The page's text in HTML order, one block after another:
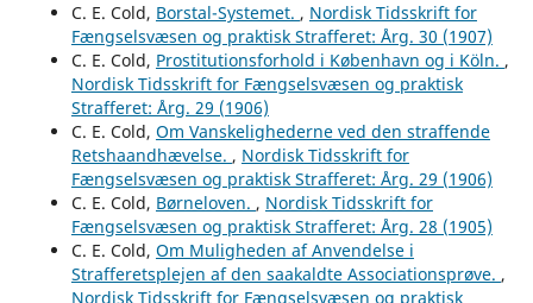
C. E. Cold, Borstal-Systemet. , Nordisk Tidsskrift for
Fængselsvæsen og praktisk Strafferet: Årg. 30 (1907)
C. E. Cold, Prostitutionsforhold i København og i Köln. ,
Nordisk Tidsskrift for Fængselsvæsen og praktisk
Strafferet: Årg. 29 (1906)
C. E. Cold, Om Vanskelighederne ved den straffende
Retshaandhævelse. , Nordisk Tidsskrift for
Fængselsvæsen og praktisk Strafferet: Årg. 29 (1906)
C. E. Cold, Børneloven. , Nordisk Tidsskrift for
Fængselsvæsen og praktisk Strafferet: Årg. 28 (1905)
C. E. Cold, Om Muligheden af Anvendelse i
Strafferetsplejen af den saakaldte Associationsprøve. ,
Nordisk Tidsskrift for Fængselsvæsen og praktisk